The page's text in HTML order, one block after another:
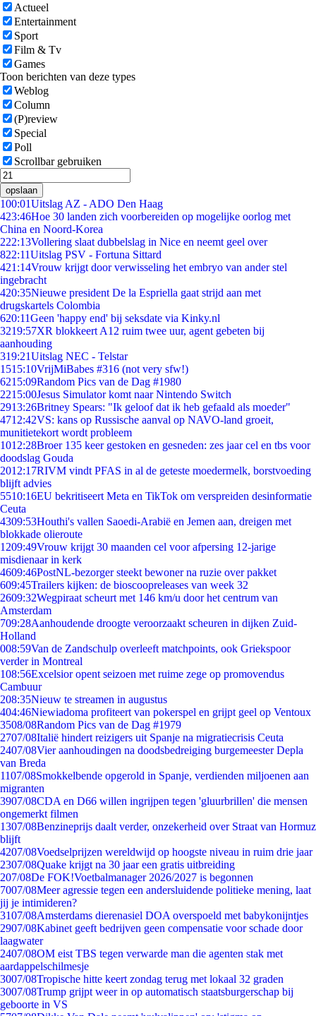
Actueel
Entertainment
Sport
Film & Tv
Games
Toon berichten van deze types
Weblog
Column
(P)review
Special
Poll
Scrollbar gebruiken
opslaan
100:01Uitslag AZ - ADO Den Haag
423:46Hoe 30 landen zich voorbereiden op mogelijke oorlog met
China en Noord-Korea
222:13Vollering slaat dubbelslag in Nice en neemt geel over
822:11Uitslag PSV - Fortuna Sittard
421:14Vrouw krijgt door verwisseling het embryo van ander stel
ingebracht
420:35Nieuwe president De la Espriella gaat strijd aan met
drugskartels Colombia
620:11Geen 'happy end' bij seksdate via Kinky.nl
3219:57XR blokkeert A12 ruim twee uur, agent gebeten bij
aanhouding
319:21Uitslag NEC - Telstar
1515:10VrijMiBabes #316 (not very sfw!)
6215:09Random Pics van de Dag #1980
2215:00Jesus Simulator komt naar Nintendo Switch
2913:26Britney Spears: "Ik geloof dat ik heb gefaald als moeder"
4712:42VS: kans op Russische aanval op NAVO-land groeit,
munitietekort wordt probleem
1012:28Broer 135 keer gestoken en gesneden: zes jaar cel en tbs voor
doodslag Gouda
2012:17RIVM vindt PFAS in al de geteste moedermelk, borstvoeding
blijft advies
5510:16EU bekritiseert Meta en TikTok om verspreiden desinformatie
Ceuta
4309:53Houthi's vallen Saoedi-Arabië en Jemen aan, dreigen met
blokkade olieroute
1209:49Vrouw krijgt 30 maanden cel voor afpersing 12-jarige
misdienaar in kerk
4609:46PostNL-bezorger steekt bewoner na ruzie over pakket
609:45Trailers kijken: de bioscoopreleases van week 32
2609:32Wegpiraat scheurt met 146 km/u door het centrum van
Amsterdam
709:28Aanhoudende droogte veroorzaakt scheuren in dijken Zuid-
Holland
008:59Van de Zandschulp overleeft matchpoints, ook Griekspoor
verder in Montreal
108:56Excelsior opent seizoen met ruime zege op promovendus
Cambuur
208:35Nieuw te streamen in augustus
404:46Niewiadoma profiteert van pokerspel en grijpt geel op Ventoux
3508/08Random Pics van de Dag #1979
2707/08Italië hindert reizigers uit Spanje na migratiecrisis Ceuta
2407/08Vier aanhoudingen na doodsbedreiging burgemeester Depla
van Breda
1107/08Smokkelbende opgerold in Spanje, verdienden miljoenen aan
migranten
3907/08CDA en D66 willen ingrijpen tegen 'gluurbrillen' die mensen
ongemerkt filmen
1307/08Benzineprijs daalt verder, onzekerheid over Straat van Hormuz
blijft
4207/08Voedselprijzen wereldwijd op hoogste niveau in ruim drie jaar
2307/08Quake krijgt na 30 jaar een gratis uitbreiding
207/08De FOK!Voetbalmanager 2026/2027 is begonnen
7007/08Meer agressie tegen een andersluidende politieke mening, laat
jij je intimideren?
3107/08Amsterdams dierenasiel DOA overspoeld met babykonijntjes
2907/08Kabinet geeft bedrijven geen compensatie voor schade door
laagwater
2407/08OM eist TBS tegen verwarde man die agenten stak met
aardappelschilmesje
3007/08Tropische hitte keert zondag terug met lokaal 32 graden
3007/08Trump grijpt weer in op automatisch staatsburgerschap bij
geboorte in VS